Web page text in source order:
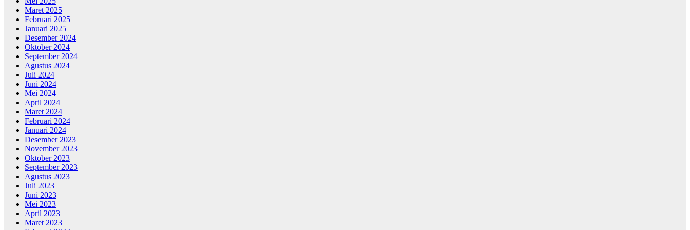
Maret 2025
Februari 2025
Januari 2025
Desember 2024
Oktober 2024
September 2024
Agustus 2024
Juli 2024
Juni 2024
Mei 2024
April 2024
Maret 2024
Februari 2024
Januari 2024
Desember 2023
November 2023
Oktober 2023
September 2023
Agustus 2023
Juli 2023
Juni 2023
Mei 2023
April 2023
Maret 2023